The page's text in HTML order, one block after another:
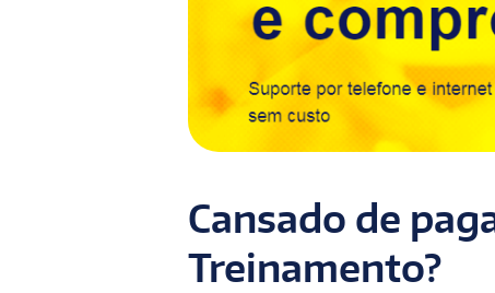
Cansado de
Treinamento?